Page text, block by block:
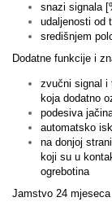
snazi signala
udaljenosti od
središnjem
Dodatne funkcije i
zvučni signal i
koja dodatno
podesiva
automatsko
na donjoj
koji su u
ogrebotina
Jamstvo 24 mjeseca